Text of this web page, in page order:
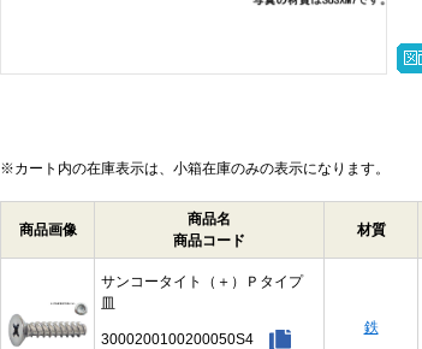
※カート内の在庫表示は、小箱在庫のみの表示になります。
商品画像
商品名
商品コード
材質
サンコータイト（＋）Ｐタイプ
皿
3000200100200050S4
鉄